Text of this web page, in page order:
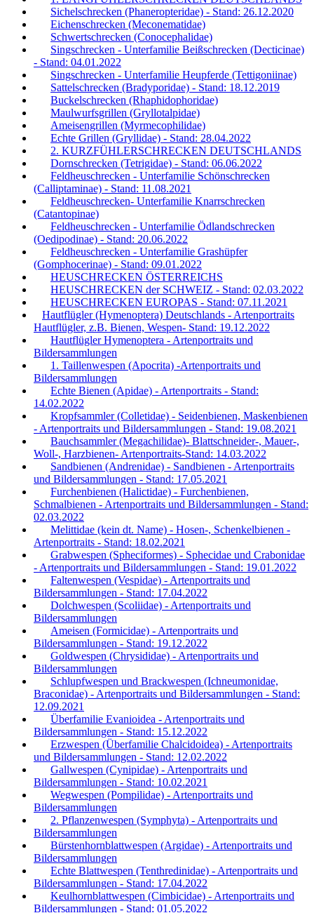
Sichelschrecken (Phaneropteridae) - Stand: 26.12.2020
Eichenschrecken (Meconematidae)
Schwertschrecken (Conocephalidae)
Singschrecken - Unterfamilie Beißschrecken (Decticinae)
- Stand: 04.01.2022
Singschrecken - Unterfamilie Heupferde (Tettigoniinae)
Sattelschrecken (Bradyporidae) - Stand: 18.12.2019
Buckelschrecken (Rhaphidophoridae)
Maulwurfsgrillen (Gryllotalpidae)
Ameisengrillen (Myrmecophilidae)
Echte Grillen (Gryllidae) - Stand: 28.04.2022
2. KURZFÜHLERSCHRECKEN DEUTSCHLANDS
Dornschrecken (Tetrigidae) - Stand: 06.06.2022
Feldheuschrecken - Unterfamilie Schönschrecken
(Calliptaminae) - Stand: 11.08.2021
Feldheuschrecken- Unterfamilie Knarrschrecken
(Catantopinae)
Feldheuschrecken - Unterfamilie Ödlandschrecken
(Oedipodinae) - Stand: 20.06.2022
Feldheuschrecken - Unterfamilie Grashüpfer
(Gomphocerinae) - Stand: 09.01.2022
HEUSCHRECKEN ÖSTERREICHS
HEUSCHRECKEN der SCHWEIZ - Stand: 02.03.2022
HEUSCHRECKEN EUROPAS - Stand: 07.11.2021
Hautflügler (Hymenoptera) Deutschlands - Artenportraits
Hautflügler, z.B. Bienen, Wespen- Stand: 19.12.2022
Hautflügler Hymenoptera - Artenportraits und
Bildersammlungen
1. Taillenwespen (Apocrita) -Artenportraits und
Bildersammlungen
Echte Bienen (Apidae) - Artenportraits - Stand:
14.02.2022
Kropfsammler (Colletidae) - Seidenbienen, Maskenbienen
- Artenportraits und Bildersammlungen - Stand: 19.08.2021
Bauchsammler (Megachilidae)- Blattschneider-, Mauer-,
Woll-, Harzbienen- Artenportraits-Stand: 14.03.2022
Sandbienen (Andrenidae) - Sandbienen - Artenportraits
und Bildersammlungen - Stand: 17.05.2021
Furchenbienen (Halictidae) - Furchenbienen,
Schmalbienen - Artenportraits und Bildersammlungen - Stand:
02.03.2022
Melittidae (kein dt. Name) - Hosen-, Schenkelbienen -
Artenportraits - Stand: 18.02.2021
Grabwespen (Spheciformes) - Sphecidae und Crabonidae
- Artenportraits und Bildersammlungen - Stand: 19.01.2022
Faltenwespen (Vespidae) - Artenportraits und
Bildersammlungen - Stand: 17.04.2022
Dolchwespen (Scoliidae) - Artenportraits und
Bildersammlungen
Ameisen (Formicidae) - Artenportraits und
Bildersammlungen - Stand: 19.12.2022
Goldwespen (Chrysididae) - Artenportraits und
Bildersammlungen
Schlupfwespen und Brackwespen (Ichneumonidae,
Braconidae) - Artenportraits und Bildersammlungen - Stand:
12.09.2021
Überfamilie Evanioidea - Artenportraits und
Bildersammlungen - Stand: 15.12.2022
Erzwespen (Überfamilie Chalcidoidea) - Artenportraits
und Bildersammlungen - Stand: 12.02.2022
Gallwespen (Cynipidae) - Artenportraits und
Bildersammlungen - Stand: 10.02.2021
Wegwespen (Pompilidae) - Artenportraits und
Bildersammlungen
2. Pflanzenwespen (Symphyta) - Artenportraits und
Bildersammlungen
Bürstenhornblattwespen (Argidae) - Artenportraits und
Bildersammlungen
Echte Blattwespen (Tenthredinidae) - Artenportraits und
Bildersammlungen - Stand: 17.04.2022
Keulhornblattwespen (Cimbicidae) - Artenportraits und
Bildersammlungen - Stand: 01.05.2022